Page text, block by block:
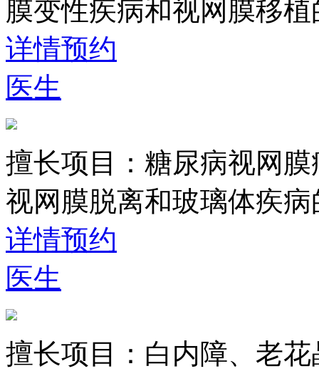
膜变性疾病和视网膜移
详情预约
医生
擅长项目： 糖尿病视网
视网膜脱离和玻璃体疾
详情预约
医生
擅长项目： 白内障、老